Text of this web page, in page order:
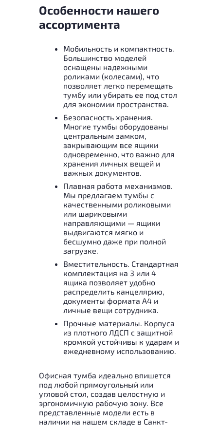
Особенности нашего
ассортимента
Мобильность и компактность.
Большинство моделей
оснащены надежными
роликами (колесами), что
позволяет легко перемещать
тумбу или убирать ее под стол
для экономии пространства.
Безопасность хранения.
Многие тумбы оборудованы
центральным замком,
закрывающим все ящики
одновременно, что важно для
хранения личных вещей и
важных документов.
Плавная работа механизмов.
Мы предлагаем тумбы с
качественными роликовыми
или шариковыми
направляющими — ящики
выдвигаются мягко и
бесшумно даже при полной
загрузке.
Вместительность. Стандартная
комплектация на 3 или 4
ящика позволяет удобно
распределить канцелярию,
документы формата А4 и
личные вещи сотрудника.
Прочные материалы. Корпуса
из плотного ЛДСП с защитной
кромкой устойчивы к ударам и
ежедневному использованию.
Офисная тумба идеально впишется
под любой прямоугольный или
угловой стол, создав целостную и
эргономичную рабочую зону. Все
представленные модели есть в
наличии на нашем складе в Санкт-